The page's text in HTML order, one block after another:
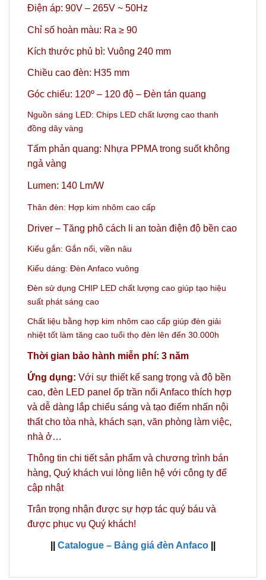
Điện áp: 90V – 265V ~ 50Hz
Chỉ số hoàn màu: Ra ≥ 90
Kích thước phủ bì: Vuông 240 mm
Chiều cao đèn: H35 mm
Góc chiếu: 120º – 120 độ – Đèn tán quang
Nguồn sáng LED: Chips LED chất lượng cao thanh
đồng dây vàng
Tấm phản quang: Nhựa PPMA trong suốt không
ngả vàng
Lumen: 140 Lm/W
Thân đèn: Hợp kim nhôm cao cấp
Driver – Tăng phô cách li an toàn điện độ bền cao
Kiểu gắn: Gắn nổi, viền nâu
Kiểu dáng: Đèn Anfaco vuông
Đèn sử dụng CHIP LED chất lượng cao giúp tạo hiệu
suất phát sáng cao
Chất liệu bằng hợp kim nhôm cao cấp giúp đèn giải
nhiệt tốt làm tăng cao tuổi thọ đèn lên đến 30.000h
Thời gian bảo hành miễn phí: 3 năm
Ứng dụng: Với sự thiết kế sang trọng và độ bền
cao, đèn LED panel ốp trần nổi Anfaco thích hợp
và dễ dàng lắp chiếu sáng và tạo điểm nhấn nội
thất cho tòa nhà, khách sạn, văn phòng làm việc,
nhà ở…
Thông tin chi tiết sản phẩm và chương trình bán
hàng, Quý khách vui lòng liên hệ với công ty để
cập nhật
Trân trọng nhận được sự hợp tác quý báu và
được phục vụ Quý khách!
Catalogue – Bảng giá đèn Anfaco